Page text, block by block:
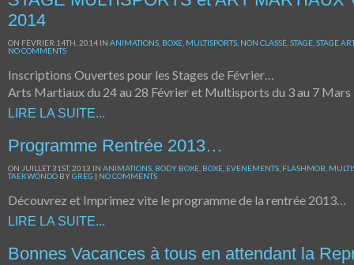
2014
ON FÉVRIER 14TH, 2014 IN ANIMATIONS BOXE MULTISPORTS NON CLASSÉ STAGE STAGE
NO COMMENTS
Inscriptions Ouvertes pour les Stages de Février…
Arts Martiaux du 24 au 28 Février et Multisports du 3 au 7 Mars
LIRE LA SUITE...
Programme Rentrée 2013…
ON JUILLET 31ST, 2013 IN ANIMATIONS BODY BOXE BOXE EVENEMENTS FLASHMOB
TAEKWONDO BYGREG | NO COMMENTS
Découvrez et Imprimez vite le programme de la rentrée 2013…
LIRE LA SUITE...
Bonnes Vacances à tous en attendant la